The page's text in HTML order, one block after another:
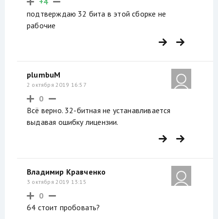
подтверждаю 32 бита в этой сборке не
рабочие
plumbuM
2 октября 2019 16:57
0
Всё верно. 32-битная не устанавливается
выдавая ошибку лицензии.
Владимир Кравченко
3 октября 2019 13:15
0
64 стоит пробовать?